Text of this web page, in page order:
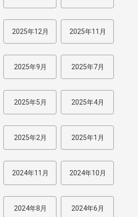
2025年12月 2025年11月
2025年9月 2025年7月
2025年5月 2025年4月
2025年2月 2025年1月
2024年11月 2024年10月
2024年8月 2024年6月